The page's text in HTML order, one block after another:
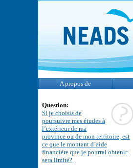
A propos de
Question:
Si je choisis de
poursuivre mes études à
l’extérieur de ma
province ou de mon territoire, est
ce que le montant d’aide
financière que je pourrai obtenir
sera limité?